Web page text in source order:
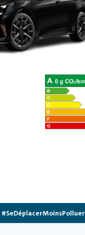
#SeDéplacerMoinsPolluer